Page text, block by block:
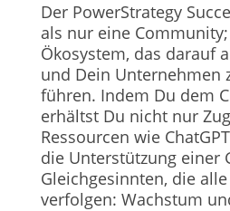
Der PowerStrategy
als nur eine
Ökosystem, das darauf
und Dein Unternehmen
führen. Indem Du dem
erhältst Du nicht nur
Ressourcen wie
die Unterstützung einer
Gleichgesinnten, die
verfolgen: Wachstum